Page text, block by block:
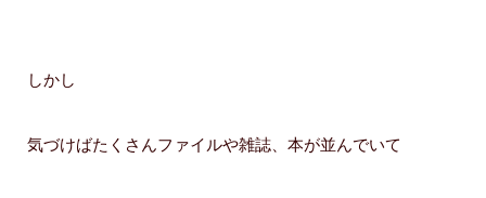
しかし
気づけばたくさんファイルや雑誌、本が並んでいて